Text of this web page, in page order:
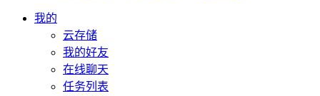
我的
云存储
我的好友
在线聊天
任务列表